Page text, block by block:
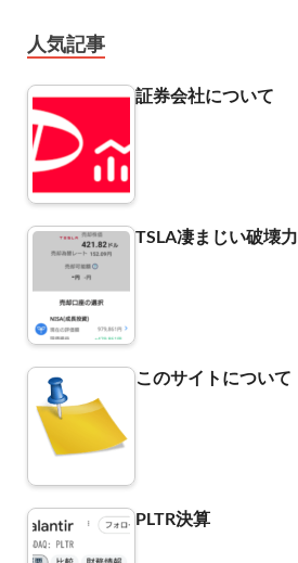
人気記事
証券会社について
TSLA凄まじい破壊力
このサイトについて
PLTR決算